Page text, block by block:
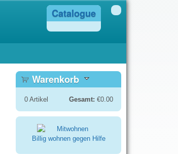
Catalogue
Warenkorb
0Artikel Gesamt: €0.00
Billig wohnen gegen Hilfe